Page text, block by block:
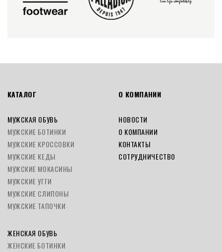
КАТАЛОГ
МУЖСКАЯ ОБУВЬ
МУЖСКИЕ БОТИНКИ
МУЖСКИЕ КРОССОВКИ
МУЖСКИЕ КЕДЫ
МУЖСКИЕ МОКАСИНЫ
МУЖСКИЕ УГГИ
МУЖСКИЕ СЛИПОНЫ
МУЖСКИЕ ТАПОЧКИ
ЖЕНСКАЯ ОБУВЬ
ЖЕНСКИЕ БОТИНКИ
О КОМПАНИИ
НОВОСТИ
О КОМПАНИИ
КОНТАКТЫ
СОТРУДНИЧЕСТВО